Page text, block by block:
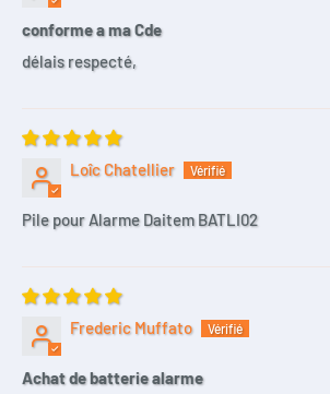
conforme a ma Cde
délais respecté,
Loîc Chatellier
Pile pour Alarme Daitem BATLI02
Frederic Muffato
Achat de batterie alarme